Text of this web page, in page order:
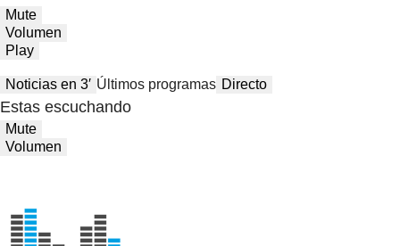
Mute
Volumen
Play
Noticias en 3′ Últimos programas Directo
Estas escuchando
Mute
Volumen